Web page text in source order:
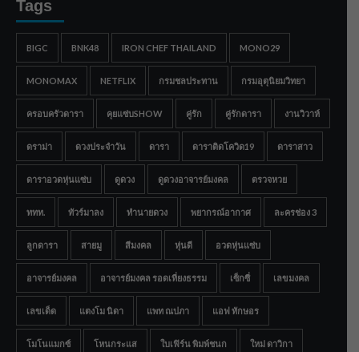
Tags
BIGC BNK48 IRON CHEF THAILAND MONO29
MONOMAX NETFLIX กรมชลประทาน กรมอุตุนิยมวิทยา
ครอบครัวดารา คุยแซ่บSHOW คู่รัก คู่รักดารา งานวิวาห์
ดราม่า ดวงประจำวัน ดารา ดาราติดโควิด19 ดาราสาว
ดาราอวดหุ่นแซ่บ ดูดวง ดูดวงอาจารย์มงคล ตรวจหวย
ททท. ทัวร์มาลง ทำนายดวง พยากรณ์อากาศ ละครช่อง 3
ลูกดารา สายมู สีมงคล หุ่นดี อวดหุ่นแซ่บ
อาจารย์มงคล อาจารย์มงคล รอดเที่ยงธรรม เซ็กซี่ เลขมงคล
เลขเด็ด แตงโม นิดา แพท ณปภา แอฟ ทักษอร
โมโนแมกซ์ โหนกระแส ใบเฟิร์น พิมพ์ชนก ใหม่ ดาวิกา